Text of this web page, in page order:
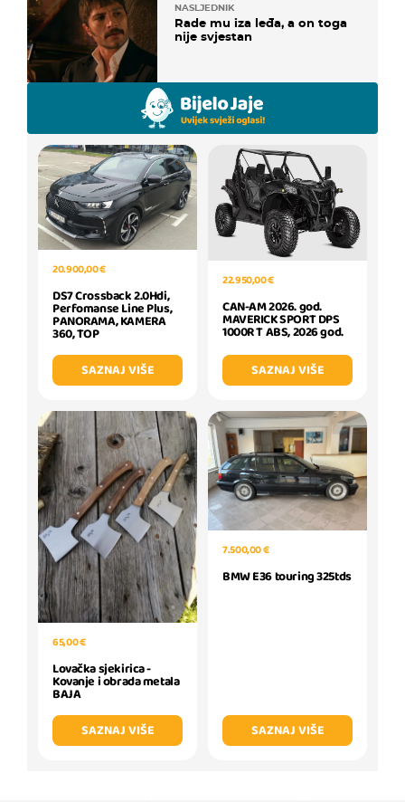
NASLJEDNIK
Rade mu iza leđa, a on toga
nije svjestan
20.900,00 €
DS7 Crossback 2.0Hdi,
Perfomanse Line Plus,
PANORAMA, KAMERA
360, TOP
SAZNAJ VIŠE
22.950,00 €
CAN-AM 2026. god.
MAVERICK SPORT DPS
1000R T ABS, 2026 god.
SAZNAJ VIŠE
65,00 €
Lovačka sjekirica -
Kovanje i obrada metala
BAJA
SAZNAJ VIŠE
7.500,00 €
BMW E36 touring 325tds
SAZNAJ VIŠE